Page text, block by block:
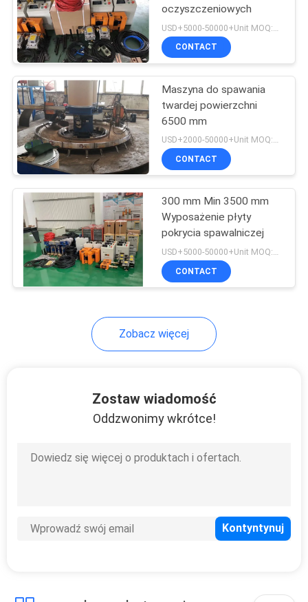
oczyszczeniowych
CONTACT
Maszyna do spawania
twardej powierzchni
6500 mm
USD+2000-50000+Unit MOQ:1 JEDNOSTKA
CONTACT
300 mm Min 3500 mm
Wyposażenie płyty
pokrycia spawalniczej
USD+5000-50000+Unit MOQ:1 JEDNOSTKA
CONTACT
Zobacz więcej
Zostaw wiadomość
Oddzwonimy wkrótce!